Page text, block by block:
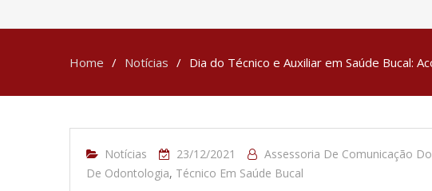
Home Notícias Dia do Técnico e Auxiliar em Saúde Bucal:
Notícias 23/12/2021 Assessoria De Comunicação
De Odontologia, Técnico Em Saúde Bucal